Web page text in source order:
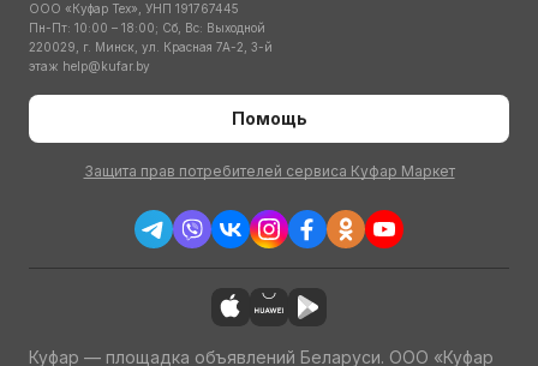
ООО «Куфар Тех», УНП 191767445
Пн-Пт: 10:00 – 18:00; Сб, Вс: Выходной
220029, г. Минск, ул. Красная 7А-2, 3-й
этаж help@kufar.by
Помощь
Защита прав потребителей сервиса Куфар Маркет
Куфар — площадка объявлений Беларуси. ООО «Куфар